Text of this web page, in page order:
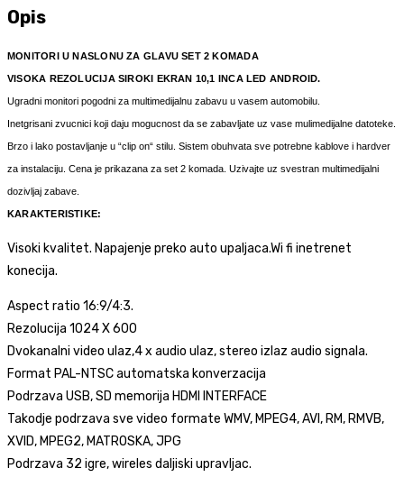
2
KOMADA
DVD
ZA
DECU
ANDROID
količina
Opis
MONITORI U NASLONU ZA GLAVU SET 2 KOMADA
VISOKA REZOLUCIJA SIROKI EKRAN 10,1 INCA LED ANDROID.
Ugradni monitori pogodni za multimedijalnu zabavu u vasem automobilu.
Inetgrisani zvucnici koji daju mogucnost da se zabavljate uz vase mulimedijalne datoteke.
Brzo i lako postavljanje u “clip on“ stilu. Sistem obuhvata sve potrebne kablove i hardver
za instalaciju. Cena je prikazana za set 2 komada. Uzivajte uz svestran multimedijalni
dozivljaj zabave.
KARAKTERISTIKE:
Visoki kvalitet. Napajenje preko auto upaljaca.Wi fi inetrenet
konecija.
Aspect ratio 16:9/4:3.
Rezolucija 1024 X 600
Dvokanalni video ulaz,4 x audio ulaz, stereo izlaz audio signala.
Format PAL-NTSC automatska konverzacija
Podrzava USB, SD memorija HDMI INTERFACE
Takodje podrzava sve video formate WMV, MPEG4, AVI, RM, RMVB,
XVID, MPEG2, MATROSKA, JPG
Podrzava 32 igre, wireles daljiski upravljac.